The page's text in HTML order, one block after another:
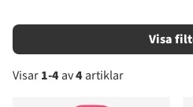
Filtrera
Visar1-4av4artiklar